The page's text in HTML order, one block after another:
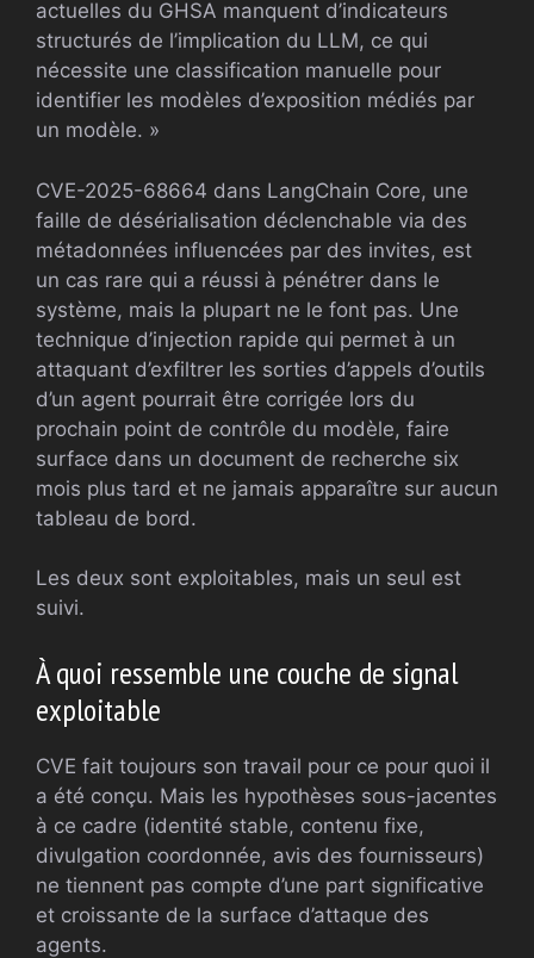
actuelles du GHSA manquent d’indicateurs
structurés de l’implication du LLM, ce qui
nécessite une classification manuelle pour
identifier les modèles d’exposition médiés par
un modèle. »
CVE-2025-68664 dans LangChain Core, une
faille de désérialisation déclenchable via des
métadonnées influencées par des invites, est
un cas rare qui a réussi à pénétrer dans le
système, mais la plupart ne le font pas. Une
technique d’injection rapide qui permet à un
attaquant d’exfiltrer les sorties d’appels d’outils
d’un agent pourrait être corrigée lors du
prochain point de contrôle du modèle, faire
surface dans un document de recherche six
mois plus tard et ne jamais apparaître sur aucun
tableau de bord.
Les deux sont exploitables, mais un seul est
suivi.
À quoi ressemble une couche de signal
exploitable
CVE fait toujours son travail pour ce pour quoi il
a été conçu. Mais les hypothèses sous-jacentes
à ce cadre (identité stable, contenu fixe,
divulgation coordonnée, avis des fournisseurs)
ne tiennent pas compte d’une part significative
et croissante de la surface d’attaque des
agents.